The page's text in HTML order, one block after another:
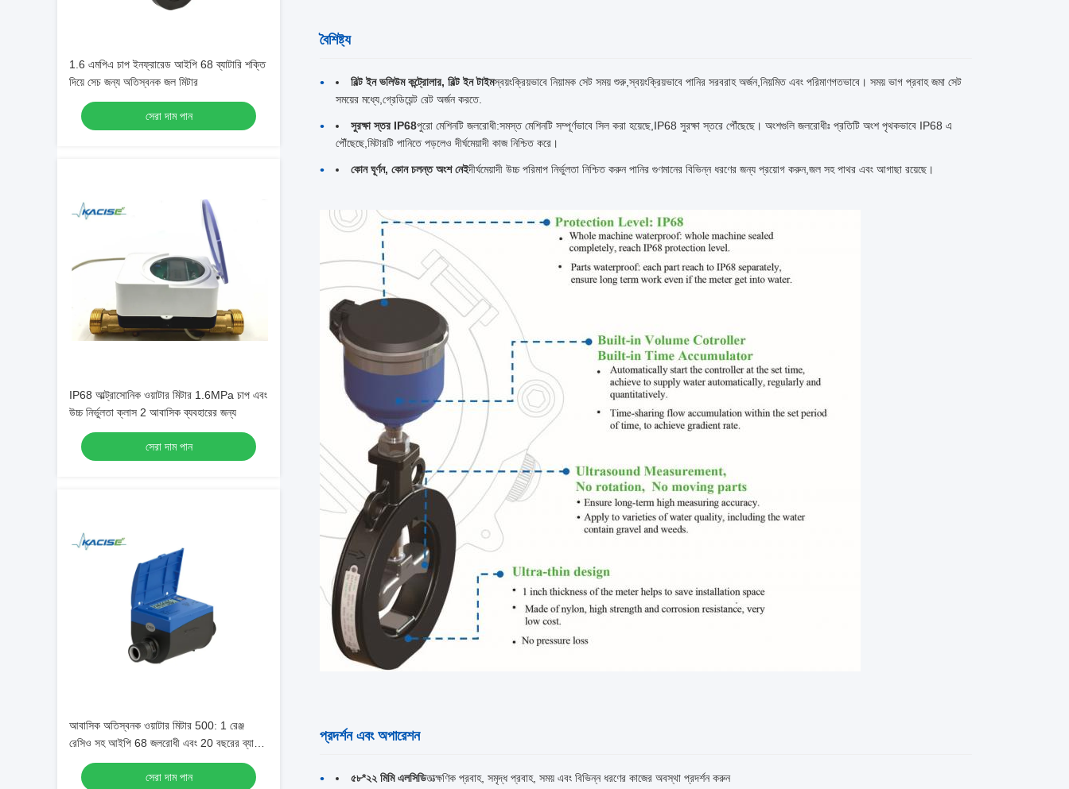
1.6 এমপিএ চাপ ইনফ্রারেড আইপি 68 ব্যাটারি শক্তি
দিয়ে সেচ জন্য অতিস্বনক জল মিটার
সেরা দাম পান
IP68 আল্ট্রাসোনিক ওয়াটার মিটার 1.6MPa চাপ এবং
উচ্চ নির্ভুলতা ক্লাস 2 আবাসিক ব্যবহারের জন্য
সেরা দাম পান
আবাসিক অতিস্বনক ওয়াটার মিটার 500: 1 রেঞ্জ
রেসিও সহ আইপি 68 জলরোধী এবং 20 বছরের ব্যাটারি
সেরা দাম পান
বৈশিষ্ট্য
বিল্ট ইন ভলিউম কন্ট্রোলার, বিল্ট ইন টাইমস্বয়ংক্রিয়ভাবে নিয়ামক সেট সময় শুরু,স্বয়ংক্রিয়ভাবে পানির সরবরাহ অর্জন,নিয়মিত এবং পরিমাণগতভাবে। সময় ভাগ প্রবাহ জমা সেট
সময়ের মধ্যে,গ্রেডিয়েন্ট রেট অর্জন করতে.
সুরক্ষা স্তর IP68পুরো মেশিনটি জলরোধী:সমস্ত মেশিনটি সম্পূর্ণভাবে সিল করা হয়েছে,IP68 সুরক্ষা স্তরে পৌঁছেছে। অংশগুলি জলরোধীঃ প্রতিটি অংশ পৃথকভাবে IP68 এ
পৌঁছেছে,মিটারটি পানিতে পড়লেও দীর্ঘমেয়াদী কাজ নিশ্চিত করে।
কোন ঘূর্ণন, কোন চলন্ত অংশ নেইদীর্ঘমেয়াদী উচ্চ পরিমাপ নির্ভুলতা নিশ্চিত করুন পানির গুণমানের বিভিন্ন ধরণের জন্য প্রয়োগ করুন,জল সহ পাথর এবং আগাছা রয়েছে।
প্রদর্শন এবং অপারেশন
৫৮*২২ মিমি এলসিডিতাত্ক্ষণিক প্রবাহ, সমৃদ্ধ প্রবাহ, সময় এবং বিভিন্ন ধরণের কাজের অবস্থা প্রদর্শন করুন